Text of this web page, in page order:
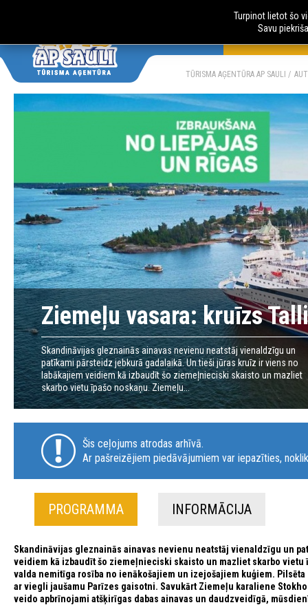
AUTOBUSU
TŪRISMA AĢENTŪRA AP SAULI
Ziemeļu vasara: kruīzs
Skandināvijas gleznainās ainavas nevienu neatstāj vienaldzīgu un
patīkami pārsteidz jebkurā gadalaikā. Un tieši jūras kruīz ir viens no
labākajiem veidiem kā izbaudīt šo ziemeļnieciski skaisto un mazliet
skarbo vietu īpašo noskaņu. Ziemeļu...
Šis ceļojums atrodas arhīvā.
Ar pašreizējiem piedāvājumiem var iepazīties,
PROGRAMMA INFORMĀCIJA
Skandināvijas gleznainās ainavas nevienu neatstāj vienaldzīgu un
veidiem kā izbaudīt šo ziemeļnieciski skaisto un mazliet skarbo
valda nemitīga rosība no ienākošajiem un izejošajiem kuģiem.
ar viegli jaušamu Parīzes gaisotni. Savukārt Ziemeļu karaliene
veido apbrīnojami atšķirīgas dabas ainavas un daudzveidīgā,
Turpinot lietot šo
Savu